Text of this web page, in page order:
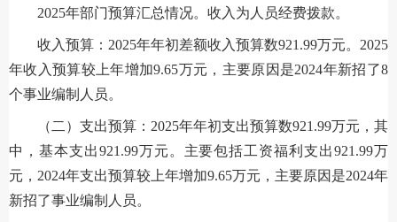
2025年部门预算汇总情况。收入为人员经费拨款。
收入预算：2025年年初差额收入预算数921.99万元。2025
年收入预算较上年增加9.65万元，主要原因是2024年新招了8
个事业编制人员。
（二）支出预算：2025年年初支出预算数921.99万元，其
中，基本支出921.99万元。主要包括工资福利支出921.99万
元，2024年支出预算较上年增加9.65万元，主要原因是2024年
新招了事业编制人员。